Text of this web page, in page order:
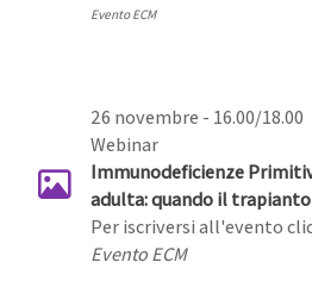
Evento ECM
26 novembre - 16.00/18.00
Webinar
Immunodeficienze
adulta: quando il
Per iscriversi all'evento
Evento ECM